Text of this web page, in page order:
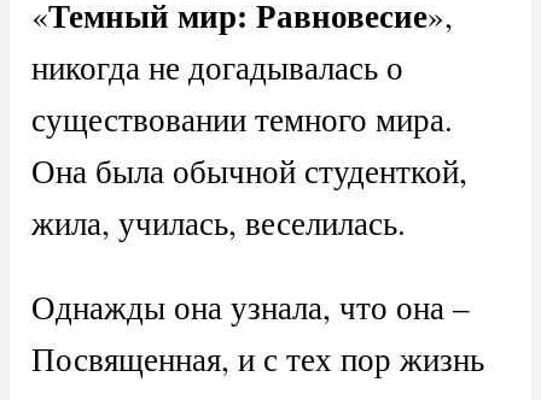
«Темный мир: Равновесие»,
никогда не догадывалась о
существовании темного мира.
Она была обычной студенткой,
жила, училась, веселилась.
Однажды она узнала, что она –
Посвященная, и с тех пор жизнь